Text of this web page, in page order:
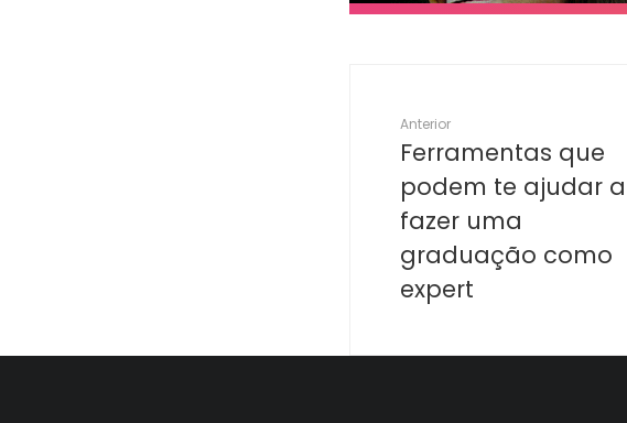
Anterior
Ferramentas que
podem te ajudar a
fazer uma
graduação como
expert